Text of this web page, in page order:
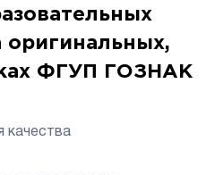
оригинальных,
ФГУП ГОЗНАК
качества